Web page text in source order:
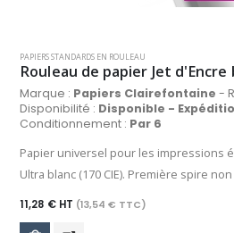
PAPIERS STANDARDS EN ROULEAU
Marque : Papiers Clairefontaine -
Disponibilité : Disponible -
Conditionnement : Par 6
Papier universel pour les impressions
Ultra blanc (170 CIE). Première spire
11,28 € HT (13,54 € TTC)